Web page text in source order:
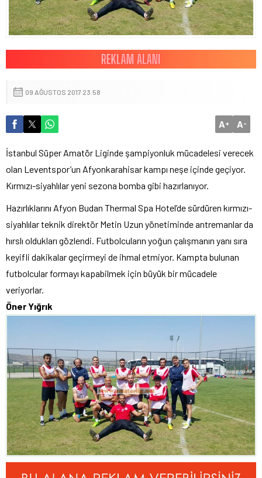
09 AĞUSTOS 2017 23:58
A+ A-
İstanbul Süper Amatör Liginde şampiyonluk mücadelesi verecek
olan Leventspor’un Afyonkarahisar kampı neşe içinde geçiyor.
Kırmızı-siyahlılar yeni sezona bomba gibi hazırlanıyor.
Hazırlıklarını Afyon Budan Thermal Spa Hotel’de sürdüren kırmızı-
siyahlılar teknik direktör Metin Uzun yönetiminde antremanlar da
hırslı oldukları gözlendi. Futbolcuların yoğun çalışmanın yanı sıra
keyifli dakikalar geçirmeyi de ihmal etmiyor. Kampta bulunan
futbolcular formayı kapabilmek için büyük bir mücadele
veriyorlar.
Öner Yığrık